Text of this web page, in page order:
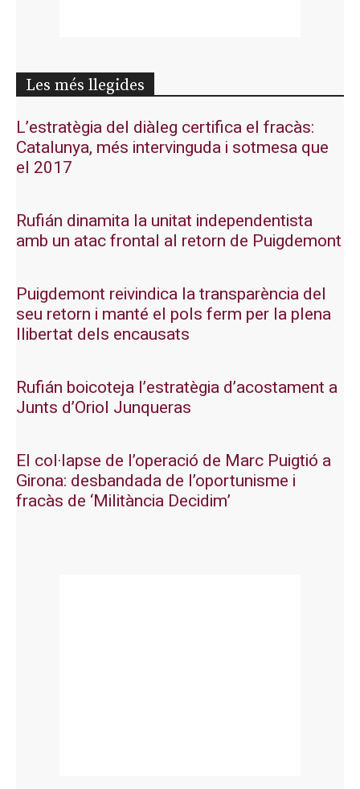
Les més llegides
L’estratègia del diàleg certifica el fracàs:
Catalunya, més intervinguda i sotmesa que
el 2017
Rufián dinamita la unitat independentista
amb un atac frontal al retorn de Puigdemont
Puigdemont reivindica la transparència del
seu retorn i manté el pols ferm per la plena
llibertat dels encausats
Rufián boicoteja l’estratègia d’acostament a
Junts d’Oriol Junqueras
El col·lapse de l’operació de Marc Puigtió a
Girona: desbandada de l’oportunisme i
fracàs de ‘Militància Decidim’